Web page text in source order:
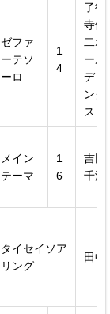
ゼファ
ーテソ
ーロ
1
4
了徳
寺健
二ホ
ール
ディ
ング
ス
メイン
テーマ
1
6
吉田
千津
タイセイソア
リング
田中